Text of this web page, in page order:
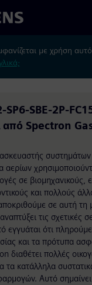
με χρήση
SBE-2P-
από Spectron
αερίων
σε βιομηχανικούς,
και πολλούς
σε αυτή τη
τις σχετικές
εγγυάται ότι
και τα πρότυπα
διαθέτει πολλές
τα κατάλληλα
Αυτό